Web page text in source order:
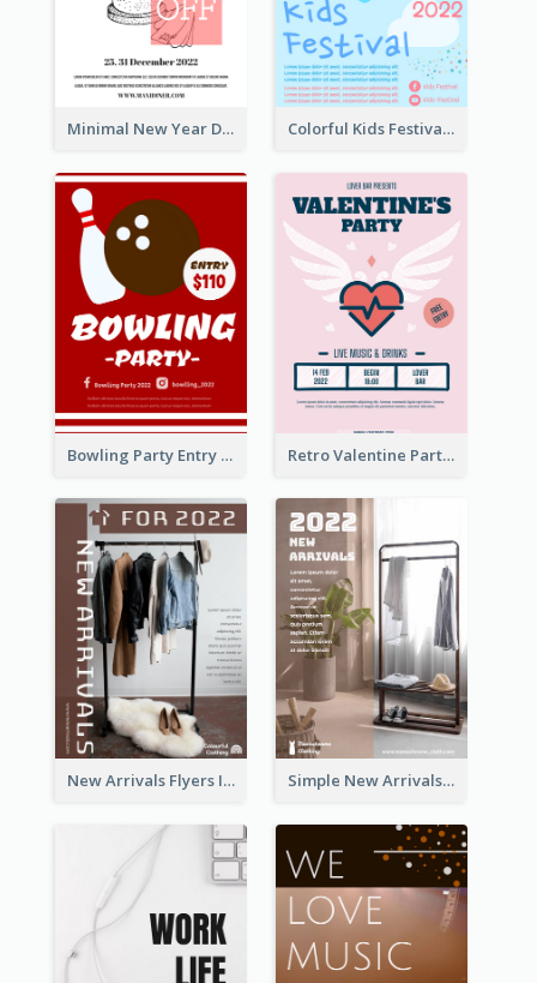
Minimal New Year Dinning Promotion Design Idea Colorful Kids Festival Flyer
Bowling Party Entry Flyer Retro Valentine Party Pink Flyers Design Templates
New Arrivals Flyers In In Brown Colour Tone Simple New Arrivals Flyer For The Coming Year